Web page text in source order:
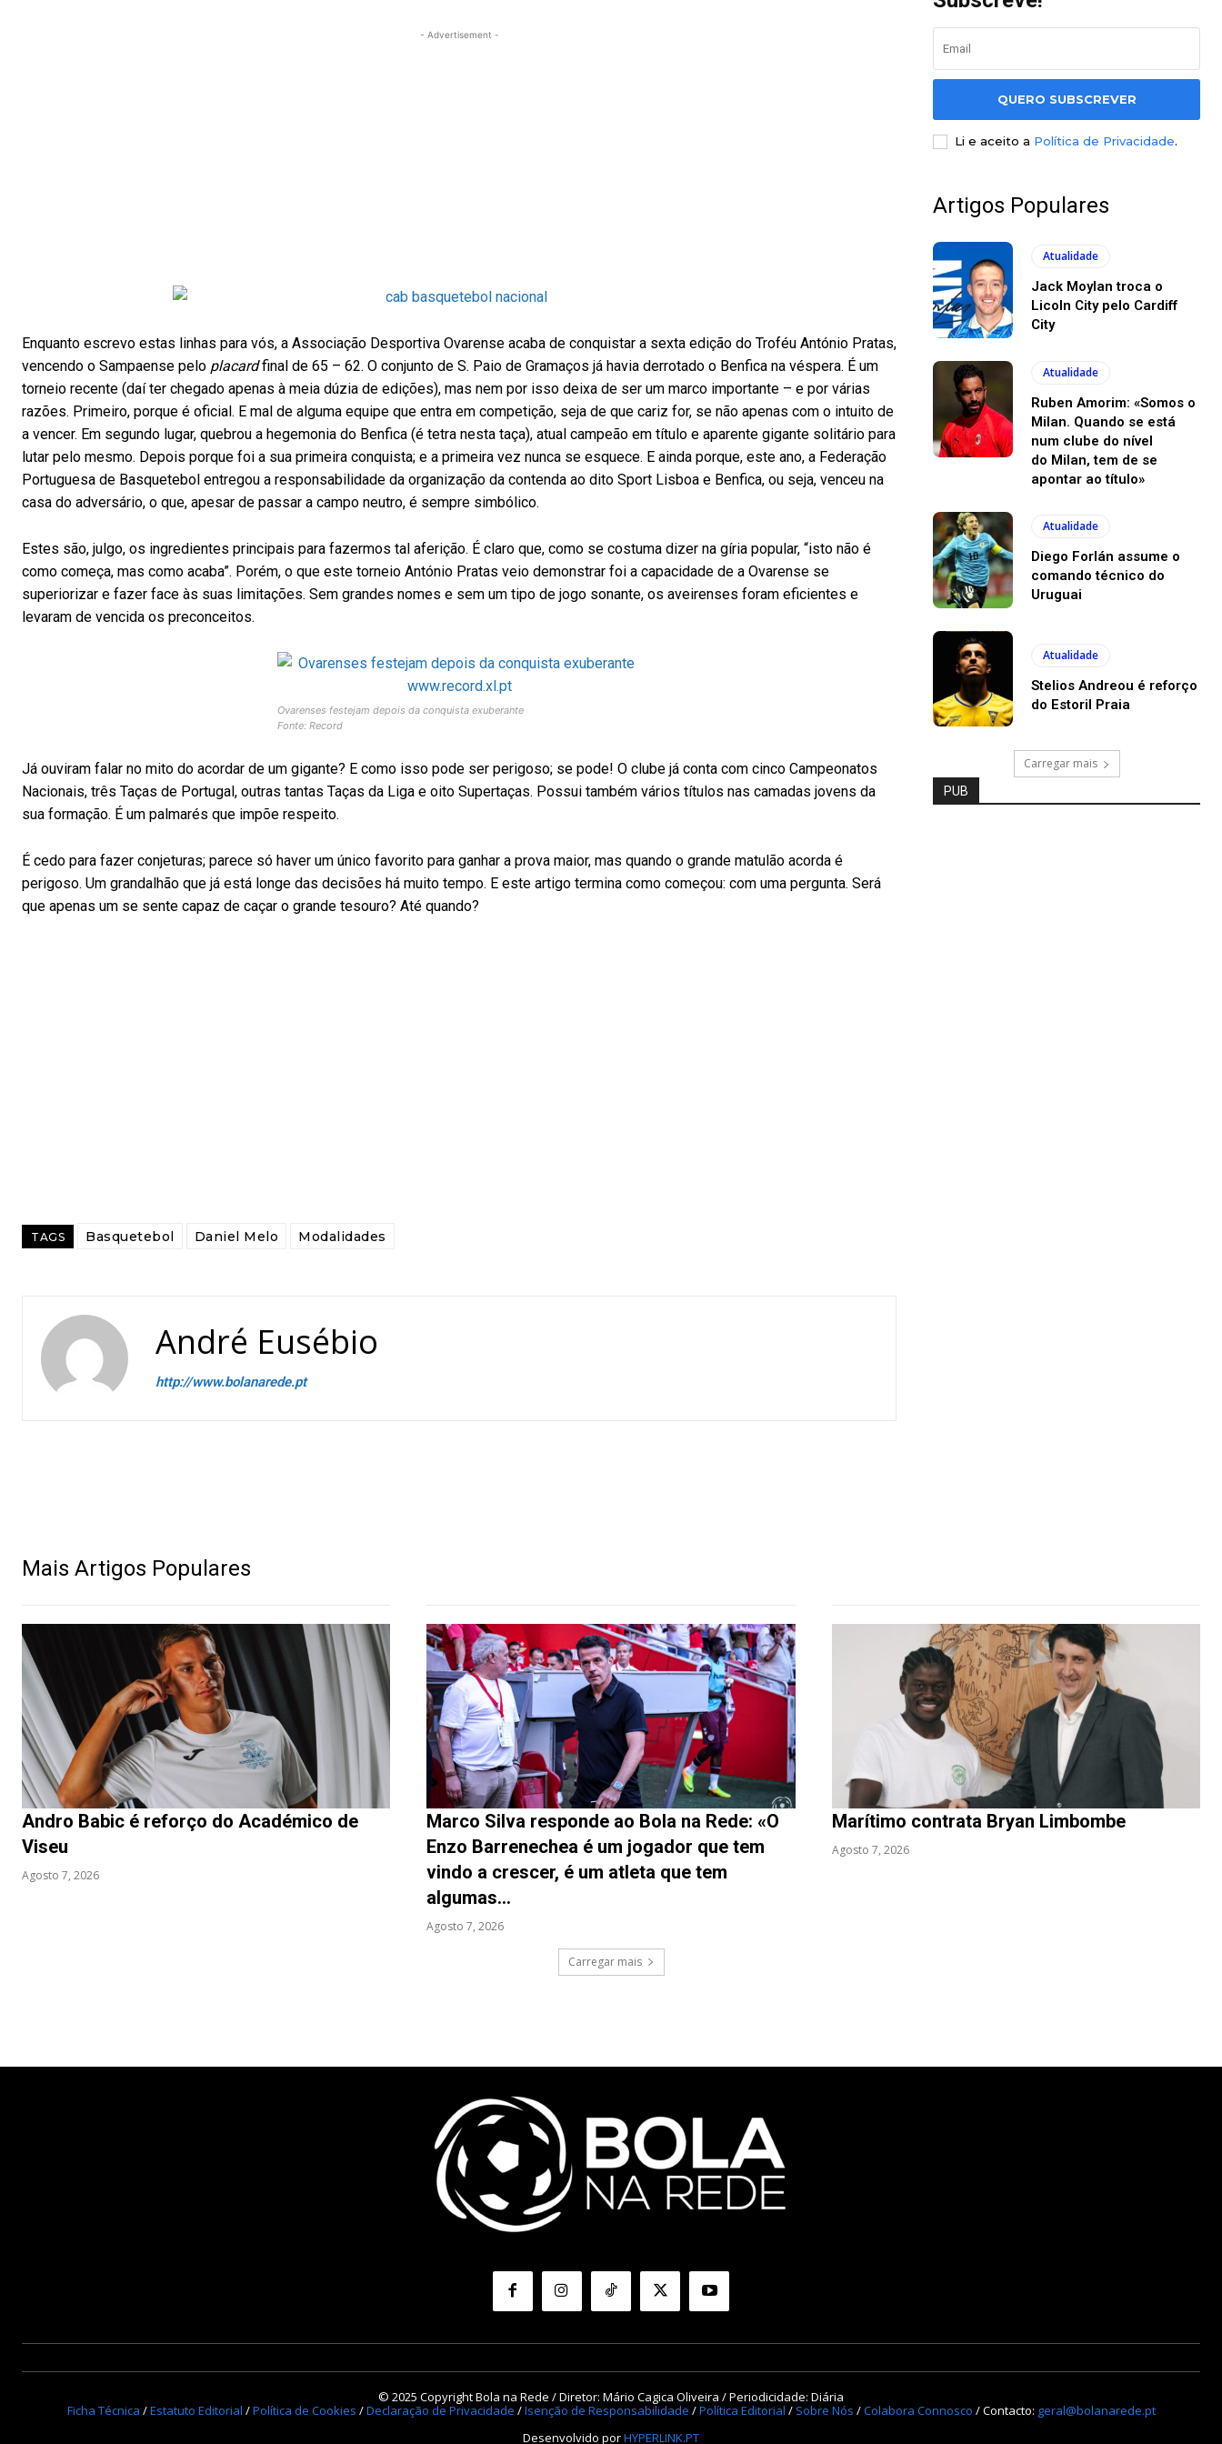
- Advertisement -
Enquanto escrevo estas linhas para vós, a Associação Desportiva Ovarense acaba de conquistar a sexta edição do Troféu António Pratas,
vencendo o Sampaense pelo placardfinal de 65 – 62. O conjunto de S. Paio de Gramaços já havia derrotado o Benfica na véspera. É um
torneio recente (daí ter chegado apenas à meia dúzia de edições), mas nem por isso deixa de ser um marco importante – e por várias
razões. Primeiro, porque é oficial. E mal de alguma equipe que entra em competição, seja de que cariz for, se não apenas com o intuito de
a vencer. Em segundo lugar, quebrou a hegemonia do Benfica (é tetra nesta taça), atual campeão em título e aparente gigante solitário para
lutar pelo mesmo. Depois porque foi a sua primeira conquista; e a primeira vez nunca se esquece. E ainda porque, este ano, a Federação
Portuguesa de Basquetebol entregou a responsabilidade da organização da contenda ao dito Sport Lisboa e Benfica, ou seja, venceu na
casa do adversário, o que, apesar de passar a campo neutro, é sempre simbólico.
Estes são, julgo, os ingredientes principais para fazermos tal aferição. É claro que, como se costuma dizer na gíria popular, “isto não é
como começa, mas como acaba”. Porém, o que este torneio António Pratas veio demonstrar foi a capacidade de a Ovarense se
superiorizar e fazer face às suas limitações. Sem grandes nomes e sem um tipo de jogo sonante, os aveirenses foram eficientes e
levaram de vencida os preconceitos.
Ovarenses festejam depois da conquista exuberante
Fonte: Record
Já ouviram falar no mito do acordar de um gigante? E como isso pode ser perigoso; se pode! O clube já conta com cinco Campeonatos
Nacionais, três Taças de Portugal, outras tantas Taças da Liga e oito Supertaças. Possui também vários títulos nas camadas jovens da
sua formação. É um palmarés que impõe respeito.
É cedo para fazer conjeturas; parece só haver um único favorito para ganhar a prova maior, mas quando o grande matulão acorda é
perigoso. Um grandalhão que já está longe das decisões há muito tempo. E este artigo termina como começou: com uma pergunta. Será
que apenas um se sente capaz de caçar o grande tesouro? Até quando?
TAGS Basquetebol Daniel Melo Modalidades
André Eusébio
http://www.bolanarede.pt
QUERO SUBSCREVER
Li e aceito a Política de Privacidade.
Artigos Populares
Atualidade
Jack Moylan troca o
Licoln City pelo Cardiff
City
Atualidade
Ruben Amorim: «Somos o
Milan. Quando se está
num clube do nível
do Milan, tem de se
apontar ao título»
Atualidade
Diego Forlán assume o
comando técnico do
Uruguai
Atualidade
Stelios Andreou é reforço
do Estoril Praia
Carregar mais
PUB
Mais Artigos Populares
Andro Babic é reforço do Académico de
Viseu
Agosto 7, 2026
Marco Silva responde ao Bola na Rede: «O
Enzo Barrenechea é um jogador que tem
vindo a crescer, é um atleta que tem
algumas...
Agosto 7, 2026
Marítimo contrata Bryan Limbombe
Agosto 7, 2026
Carregar mais
© 2025 Copyright Bola na Rede / Diretor: Mário Cagica Oliveira / Periodicidade: Diária
Ficha Técnica /Estatuto Editorial /Política de Cookies /Declaração de Privacidade /Isenção de Responsabilidade /Política Editorial / Sobre Nós /Colabora Connosco / Contacto: geral@bolanarede.pt
Desenvolvido porHYPERLINK.PT